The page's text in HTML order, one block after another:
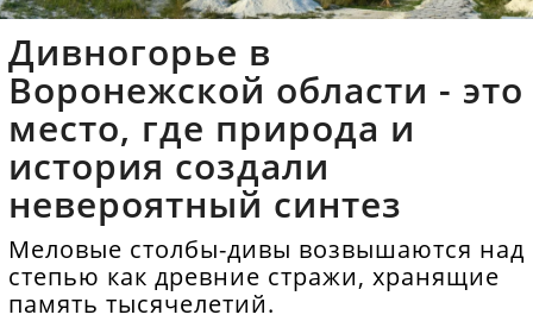
Дивногорье в
Воронежской области - это
место, где природа и
история создали
невероятный синтез
Меловые столбы-дивы возвышаются над
степью как древние стражи, хранящие
память тысячелетий.